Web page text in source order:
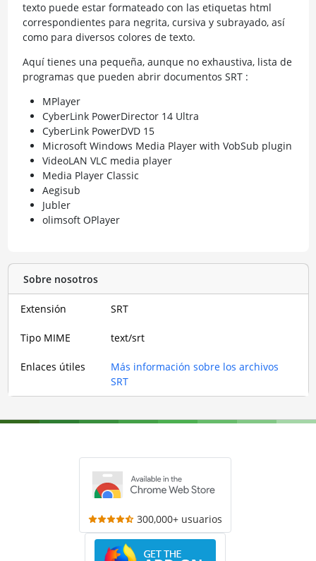
texto puede estar formateado con las etiquetas html
correspondientes para negrita, cursiva y subrayado, así
como para diversos colores de texto.
Aquí tienes una pequeña, aunque no exhaustiva, lista de
programas que pueden abrir documentos SRT :
MPlayer
CyberLink PowerDirector 14 Ultra
CyberLink PowerDVD 15
Microsoft Windows Media Player with VobSub plugin
VideoLAN VLC media player
Media Player Classic
Aegisub
Jubler
olimsoft OPlayer
Sobre nosotros
Extensión SRT
Tipo MIME text/srt
Enlaces útiles
Más información sobre los archivos
SRT
300,000+ usuarios